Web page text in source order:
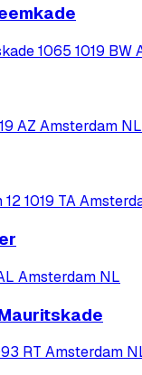
1065 1019 BW
AZ Amsterdam NL
12 1019 TA
Amsterdam NL
RT Amsterdam